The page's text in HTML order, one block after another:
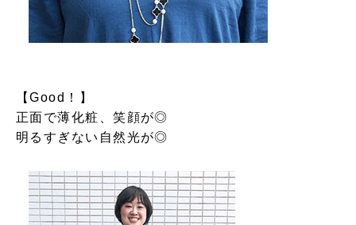
【Good！】
正面で薄化粧、笑顔が◎
明るすぎない自然光が◎